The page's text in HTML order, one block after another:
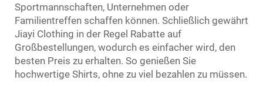
Sportmannschaften, Unternehmen oder
Familientreffen schaffen können. Schließlich gewährt
Jiayi Clothing in der Regel Rabatte auf
Großbestellungen, wodurch es einfacher wird, den
besten Preis zu erhalten. So genießen Sie
hochwertige Shirts, ohne zu viel bezahlen zu müssen.